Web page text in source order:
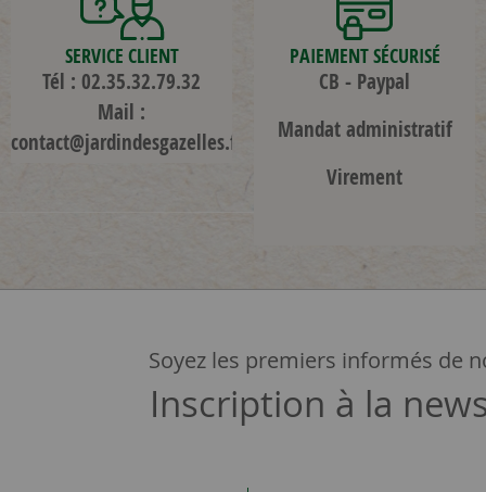
SERVICE CLIENT
Tél : 02.35.32.79.32
Mail :
contact@jardindesgazelles.fr
PAIEMENT SÉCURISÉ
CB - Paypal
Mandat administratif
Virement
Soyez les premiers informés de
Inscription à la